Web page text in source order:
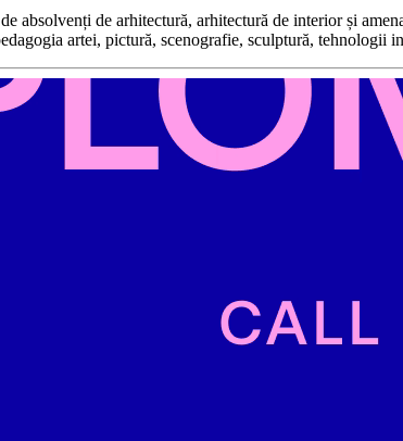
de arhitectură, arhitectură de interior și
artei, pictură, scenografie, sculptură, tehnologii